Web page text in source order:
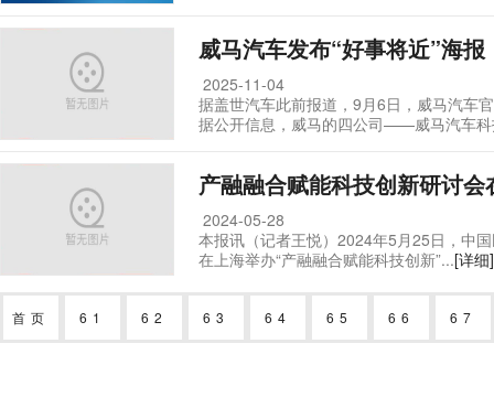
威马汽车发布“好事将近”海
2025-11-04
据盖世汽车此前报道，9月6日，威马汽车
据公开信息，威马的四公司——威马汽车
产融融合赋能科技创新研讨会
2024-05-28
本报讯（记者王悦）2024年5月25日，中
在上海举办“产融融合赋能科技创新”...[详细]
首页 61 62 63 64 65 66 67